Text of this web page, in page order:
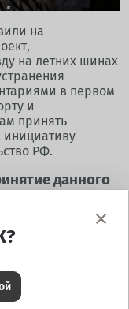
на
на летних шинах
в первом
и
принять
инициативу
РФ.
данного
требования к
на
образом,